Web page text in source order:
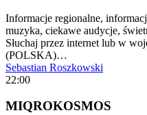
Informacje regionalne,
muzyka, ciekawe audycje,
Słuchaj przez internet lub w
(POLSKA)…
Sebastian Roszkowski
22:00
MIQROKOSMOS